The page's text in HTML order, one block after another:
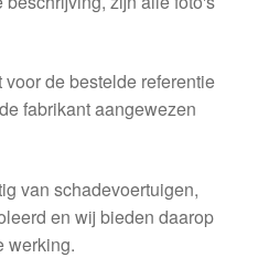
de bestelde referentie
fabrikant aangewezen
van schadevoertuigen,
en wij bieden daarop
werking.